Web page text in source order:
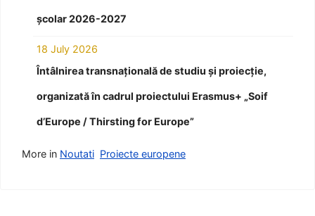
școlar 2026-2027
18 July 2026
Întâlnirea transnațională de studiu și proiecție,
organizată în cadrul proiectului Erasmus+ „Soif
d’Europe / Thirsting for Europe”
More in Noutati Proiecte europene